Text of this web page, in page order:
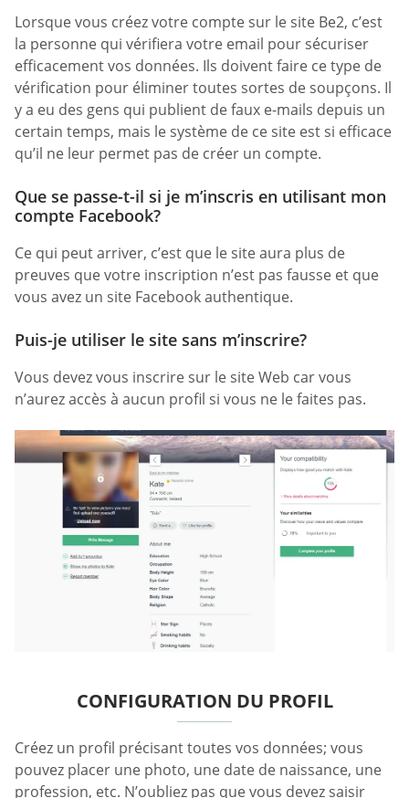
Lorsque vous créez votre compte sur le site Be2, c’est
la personne qui vérifiera votre email pour sécuriser
efficacement vos données. Ils doivent faire ce type de
vérification pour éliminer toutes sortes de soupçons. Il
y a eu des gens qui publient de faux e-mails depuis un
certain temps, mais le système de ce site est si efficace
qu’il ne leur permet pas de créer un compte.
Que se passe-t-il si je m’inscris en utilisant mon
compte Facebook?
Ce qui peut arriver, c’est que le site aura plus de
preuves que votre inscription n’est pas fausse et que
vous avez un site Facebook authentique.
Puis-je utiliser le site sans m’inscrire?
Vous devez vous inscrire sur le site Web car vous
n’aurez accès à aucun profil si vous ne le faites pas.
CONFIGURATION DU PROFIL
Créez un profil précisant toutes vos données; vous
pouvez placer une photo, une date de naissance, une
profession, etc. N’oubliez pas que vous devez saisir